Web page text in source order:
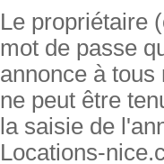
Le propriétaire
mot de passe
annonce à
ne peut être
la saisie de
Locations-